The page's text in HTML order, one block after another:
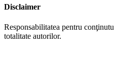
Disclaimer
Responsabilitatea pentru
totalitate autorilor.